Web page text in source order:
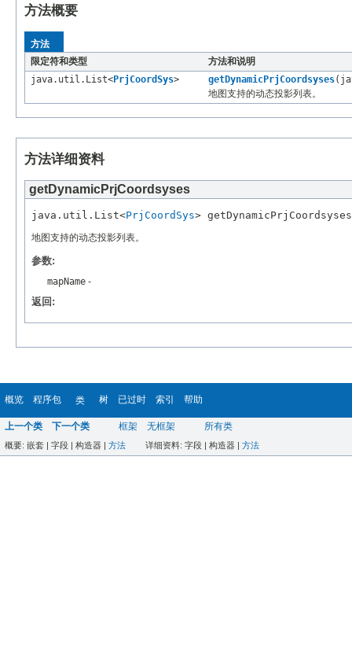
方法概要
方法
限定符和类型
方法和说明
java.util.List<PrjCoordSys> getDynamicPrjCoordsyses
地图支持的动态投影列表。
方法详细资料
getDynamicPrjCoordsyses
java.util.List<PrjCoordSys
地图支持的动态投影列表。
参数:
mapName -
返回:
概览 程序包 类 树 已过时 索引 帮助
上一个类 下一个类 框架 无框架 所有类
概要: 嵌套 | 字段 | 构造器 | 方法 详细资料: 字段 | 构造器 | 方法